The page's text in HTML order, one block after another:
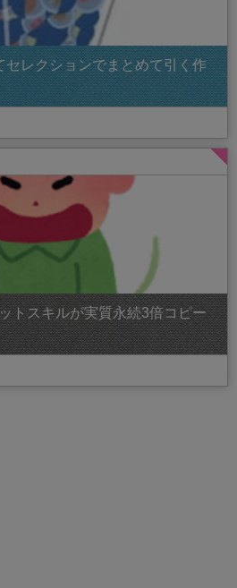
セレクションでまとめて引く作
トスキルが実質永続3倍コピー